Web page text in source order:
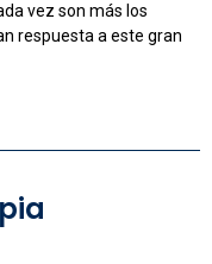
vez son más los
respuesta a este gran